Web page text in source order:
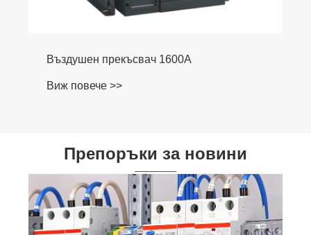
Въздушен прекъсвач 1600A
Виж повече >>
Препоръки за новини